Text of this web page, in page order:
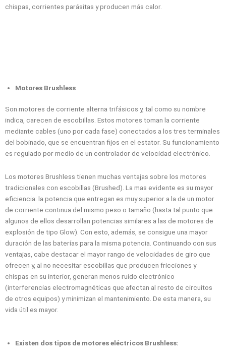
chispas, corrientes parásitas y producen más calor.
Motores Brushless
Son motores de corriente alterna trifásicos y, tal como su nombre
indica, carecen de escobillas. Estos motores toman la corriente
mediante cables (uno por cada fase) conectados a los tres terminales
del bobinado, que se encuentran fijos en el estator. Su funcionamiento
es regulado por medio de un controlador de velocidad electrónico.
Los motores Brushless tienen muchas ventajas sobre los motores
tradicionales con escobillas (Brushed). La mas evidente es su mayor
eficiencia: la potencia que entregan es muy superior a la de un motor
de corriente continua del mismo peso o tamaño (hasta tal punto que
algunos de ellos desarrollan potencias similares a las de motores de
explosión de tipo Glow). Con esto, además, se consigue una mayor
duración de las baterías para la misma potencia. Continuando con sus
ventajas, cabe destacar el mayor rango de velocidades de giro que
ofrecen y, al no necesitar escobillas que producen fricciones y
chispas en su interior, generan menos ruido electrónico
(interferencias electromagnéticas que afectan al resto de circuitos
de otros equipos) y minimizan el mantenimiento. De esta manera, su
vida útil es mayor.
Existen dos tipos de motores eléctricos Brushless: